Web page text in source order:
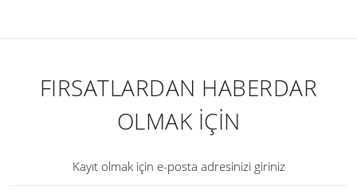
FIRSATLARDAN HABERDAR
OLMAK İÇİN